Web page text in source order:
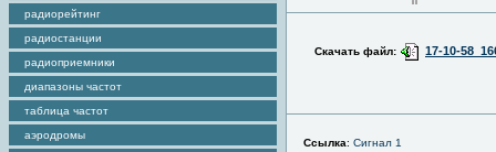
радиорейтинг
радиостанции
радиоприемники
диапазоны частот
таблица частот
аэродромы
Скачать файл: 17-10-
Ссылка: Сигнал 1